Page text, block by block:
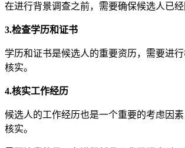
在进行背景调查之前，需要确保候选人已
3.检查学历和证书
学历和证书是候选人的重要资历，需要进
核实。
4.核实工作经历
候选人的工作经历也是一个重要的考虑因
核实。